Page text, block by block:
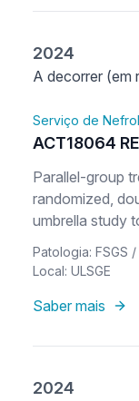
2024
A decorrer (em
Serviço de
ACT18064
Parallel-group
randomized,
umbrella study
of frexalimab,
participants
change disease
Patologia: FSGS
Local: ULSGE
Saber mais
2024